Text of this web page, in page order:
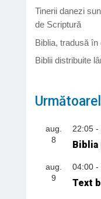
Tinerii danezi
de Scriptură
Biblia, tradusă
Biblii distribuite
aug.
8
22:05-
Biblia
aug.
9
04:00-
Text